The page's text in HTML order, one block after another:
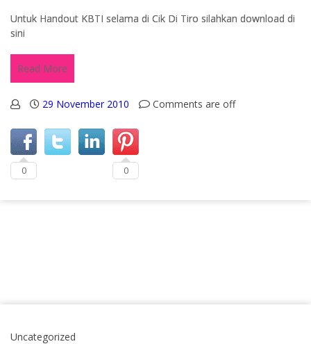
Untuk Handout KBTI selama di Cik Di Tiro silahkan download di
sini
Read More
29 November 2010 Comments are off
0 0
Uncategorized